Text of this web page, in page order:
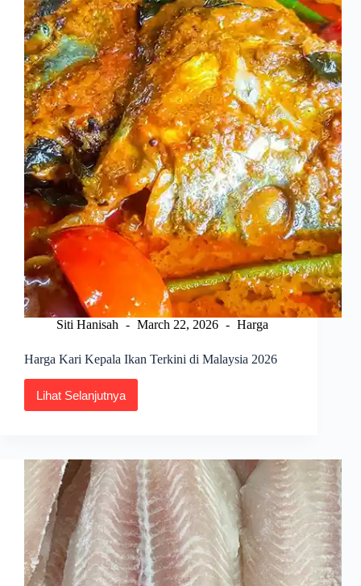
Malaysia
2026
Siti Hanisah March 22, 2026 Harga
Harga Kari Kepala Ikan Terkini di Malaysia 2026
Lihat Selanjutnya
Harga
Kari
di
Malaysia
2026